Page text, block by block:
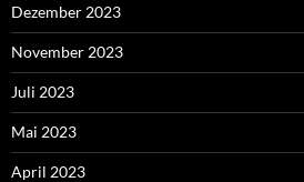
Dezember 2023
November 2023
Juli 2023
Mai 2023
April 2023